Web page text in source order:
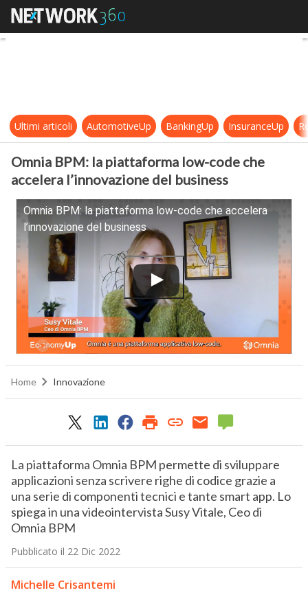
Omnia BPM: la piattaforma low-
Ultimi articoli AutomotiveUp BankingUp InsuranceUp
Omnia BPM: la piattaforma low-code che
accelera l’innovazione del business
Omnia BPM: la piattaforma low-code che accelera
l’innovazione del business
Home Innovazione
La piattaforma Omnia BPM permette di sviluppare
applicazioni senza scrivere righe di codice grazie a
una serie di componenti tecnici e tante smart app. Lo
spiega in una videointervista Susy Vitale, Ceo di
Omnia BPM
Pubblicato il 22 Dic 2022
Michelle Crisantemi